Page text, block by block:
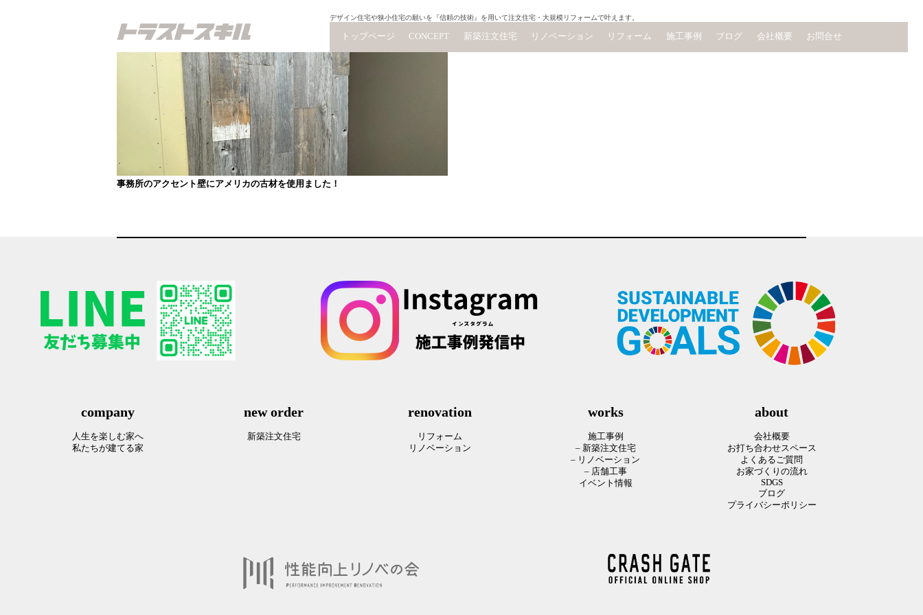
デザイン住宅や狭小住宅の願いを『信頼の技術』を用いて注文住宅・大規模リフォームで叶えます。
トップページ CONCEPT 新築注文住宅 リノベーション リフォーム 施工事例 ブログ 会社概要 お問合せ
事務所のアクセント壁にアメリカの古材を使用ました！
company
人生を楽しむ家へ
私たちが建てる家
new order
新築注文住宅
renovation
リフォーム
リノベーション
works
施工事例
– 新築注文住宅
– リノベーション
– 店舗工事
イベント情報
about
会社概要
お打ち合わせスペース
よくあるご質問
お家づくりの流れ
SDGS
ブログ
プライバシーポリシー